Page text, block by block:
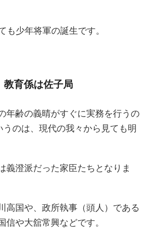
も少年将軍の誕生です。
教育係は佐子局
年齢の義晴がすぐに実務を行うの
のは、現代の我々から見ても明
義澄派だった家臣たちとなりま
高国や、政所執事（頭人）である
信や大舘常興などです。